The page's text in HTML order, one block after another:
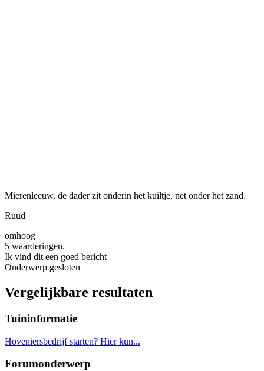
Mierenleeuw, de dader zit onderin het kuiltje, net onder het zand.
Ruud
omhoog
5 waarderingen.
Ik vind dit een goed bericht
Onderwerp gesloten
Vergelijkbare resultaten
Tuininformatie
Hoveniersbedrijf starten? Hier kun...
Forumonderwerp